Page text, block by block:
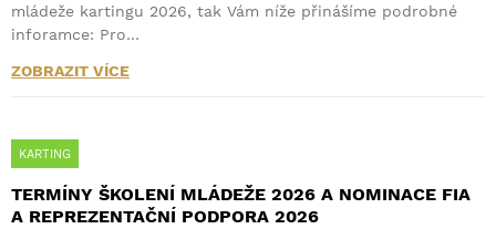
mládeže kartingu 2026, tak Vám níže přinášíme podrobné
inforamce: Pro…
ZOBRAZIT VÍCE
KARTING
TERMÍNY ŠKOLENÍ MLÁDEŽE 2026 A NOMINACE FIA
A REPREZENTAČNÍ PODPORA 2026